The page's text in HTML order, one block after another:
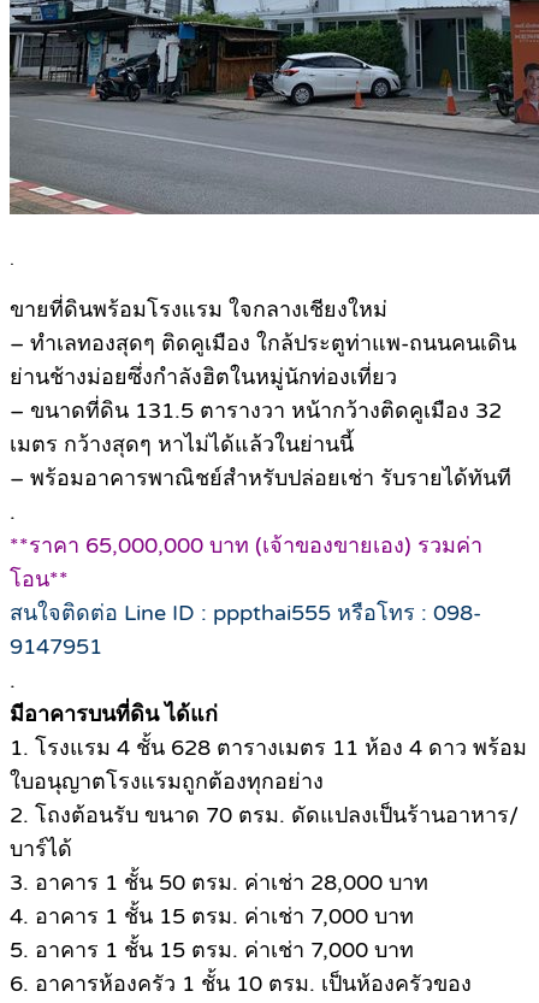
.
ขายที่ดินพร้อมโรงแรม ใจกลางเชียงใหม่
– ทำเลทองสุดๆ ติดคูเมือง ใกล้ประตูท่าแพ-ถนนคนเดิน
ย่านช้างม่อยซึ่งกำลังฮิตในหมู่นักท่องเที่ยว
– ขนาดที่ดิน 131.5 ตารางวา หน้ากว้างติดคูเมือง 32
เมตร กว้างสุดๆ หาไม่ได้แล้วในย่านนี้
– พร้อมอาคารพาณิชย์สำหรับปล่อยเช่า รับรายได้ทันที
.
**ราคา 65,000,000 บาท (เจ้าของขายเอง) รวมค่า
โอน**
สนใจติดต่อ Line ID : pppthai555 หรือโทร : 098-
9147951
.
มีอาคารบนที่ดิน ได้แก่
1. โรงแรม 4 ชั้น 628 ตารางเมตร 11 ห้อง 4 ดาว พร้อม
ใบอนุญาตโรงแรมถูกต้องทุกอย่าง
2. โถงต้อนรับ ขนาด 70 ตรม. ดัดแปลงเป็นร้านอาหาร/
บาร์ได้
3. อาคาร 1 ชั้น 50 ตรม. ค่าเช่า 28,000 บาท
4. อาคาร 1 ชั้น 15 ตรม. ค่าเช่า 7,000 บาท
5. อาคาร 1 ชั้น 15 ตรม. ค่าเช่า 7,000 บาท
6. อาคารห้องครัว 1 ชั้น 10 ตรม. เป็นห้องครัวของ